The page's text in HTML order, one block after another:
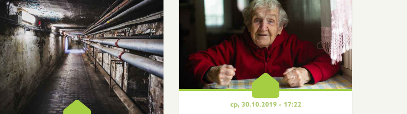
ср, 30.10.2019 - 17:22